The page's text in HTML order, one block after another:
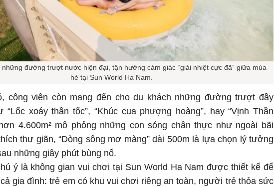
đường trượt nước hiện đại, tận hưởng cảm giác “giải nhiệt cực đã” giữa mùa
hè tại Sun World Ha Nam.
công viên còn mang đến cho du khách những đường trượt đầy
“Lốc xoáy thần tốc”, “Khúc cua phượng hoàng”, hay “Vịnh Thần
4.600m² mô phỏng những con sóng chân thực như ngoài bãi
thư giãn, “Dòng sông mơ màng” dài 500m là lựa chọn lý tưởng
những giây phút bùng nổ.
ý là không gian vui chơi tại Sun World Ha Nam được thiết kế để
gia đình: trẻ em có khu vui chơi riêng an toàn, người trẻ thỏa sức